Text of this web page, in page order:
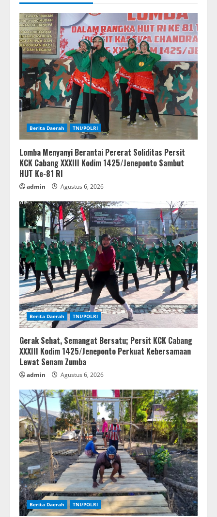
Berita Daerah TNI/POLRI
Lomba Menyanyi Berantai Pererat Soliditas Persit
KCK Cabang XXXIII Kodim 1425/Jeneponto Sambut
HUT Ke-81 RI
admin Agustus 6, 2026
Berita Daerah TNI/POLRI
Gerak Sehat, Semangat Bersatu; Persit KCK Cabang
XXXIII Kodim 1425/Jeneponto Perkuat Kebersamaan
Lewat Senam Zumba
admin Agustus 6, 2026
Berita Daerah TNI/POLRI